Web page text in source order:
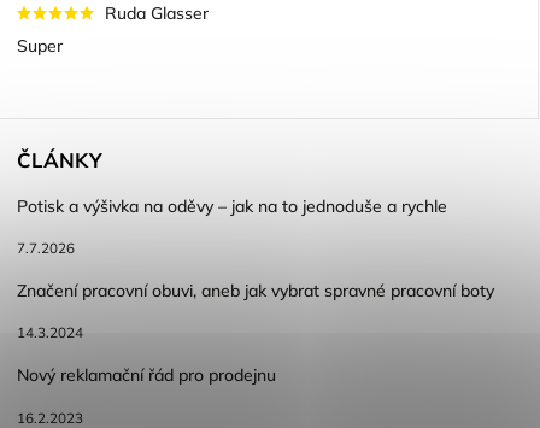
Ruda Glasser
Super
ČLÁNKY
Potisk a výšivka na oděvy – jak na to jednoduše a rychle
7.7.2026
Značení pracovní obuvi, aneb jak vybrat spravné pracovní boty
14.3.2024
Nový reklamační řád pro prodejnu
16.2.2023